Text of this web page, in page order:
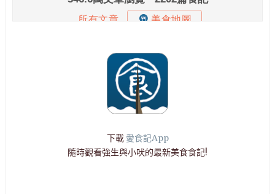
下載 愛食記App
隨時觀看強生與小吠的最新美食食記!